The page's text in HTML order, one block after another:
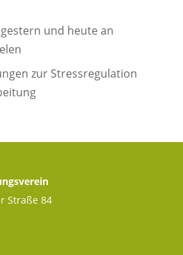
und heute an
zur Stressregulation
Straße 84